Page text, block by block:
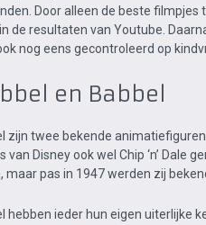
Door alleen de beste
de resultaten van Youtube.
nog eens gecontroleerd op
en Babbel
zijn twee bekende
van Disneyook wel Chip ‘n’ Dale
maar pas in 1947 werden zij
hebben ieder hun eigen uiterlijke